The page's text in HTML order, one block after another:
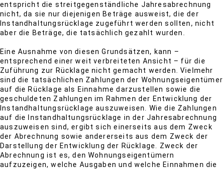
entspricht die streitgegenständliche Jahresabrechnung
nicht, da sie nur diejenigen Beträge ausweist, die der
Instandhaltungsrücklage zugeführt werden sollten, nicht
aber die Beträge, die tatsächlich gezahlt wurden.
Eine Ausnahme von diesen Grundsätzen, kann –
entsprechend einer weit verbreiteten Ansicht – für die
Zuführung zur Rücklage nicht gemacht werden. Vielmehr
sind die tatsächlichen Zahlungen der Wohnungseigentümer
auf die Rücklage als Einnahme darzustellen sowie die
geschuldeten Zahlungen im Rahmen der Entwicklung der
Instandhaltungsrücklage auszuweisen. Wie die Zahlungen
auf die Instandhaltungsrücklage in der Jahresabrechnung
auszuweisen sind, ergibt sich einerseits aus dem Zweck
der Abrechnung sowie andererseits aus dem Zweck der
Darstellung der Entwicklung der Rücklage. Zweck der
Abrechnung ist es, den Wohnungseigentümern
aufzuzeigen, welche Ausgaben und welche Einnahmen die